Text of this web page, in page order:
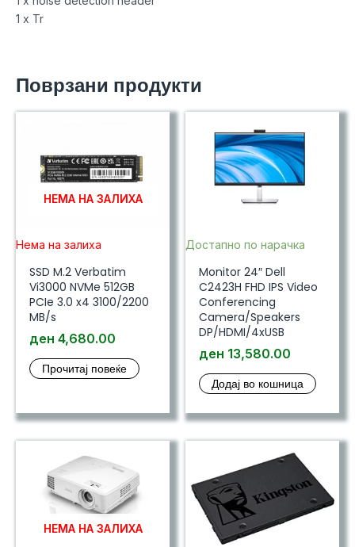
1 x Tr
Поврзани продукти
НЕМА НА ЗАЛИХА
Нема на залиха
SSD M.2 Verbatim
Vi3000 NVMe 512GB
PCIe 3.0 x4 3100/2200
MB/s
ден 4,680.00
Прочитај повеќе
Достапно по нарачка
Monitor 24″ Dell
C2423H FHD IPS Video
Conferencing
Camera/Speakers
DP/HDMI/4xUSB
ден 13,580.00
Додај во кошница
НЕМА НА ЗАЛИХА